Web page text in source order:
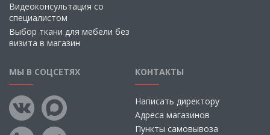
Видеоконсультация со
специалистом
Выбор ткани для мебели без
визита в магазин
МЫ В СОЦСЕТЯХ КОНТАКТЫ
Написать директору
Адреса магазинов
Пункты самовывоза